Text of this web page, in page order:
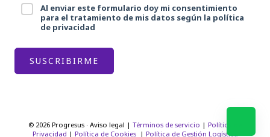
Al enviar este formulario doy mi consentimiento
para el tratamiento de mis datos según la política
de privacidad
© 2026 Progresus · Aviso legal | Términos de servicio | Política de
Privacidad | Política de Cookies| Política de Gestión Logística